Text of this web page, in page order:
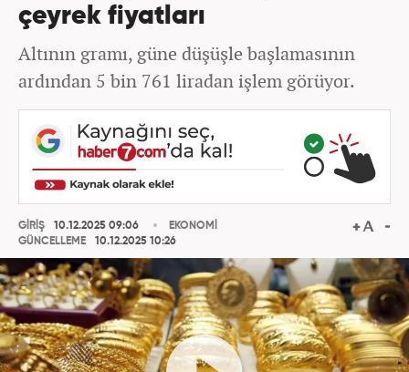
çeyrek fiyatları
Altının gramı, güne düşüşle başlamasının
ardından 5 bin 761 liradan işlem görüyor.
GİRİŞ
10.12.2025 09:06
GÜNCELLEME
10.12.2025 10:26
EKONOMİ